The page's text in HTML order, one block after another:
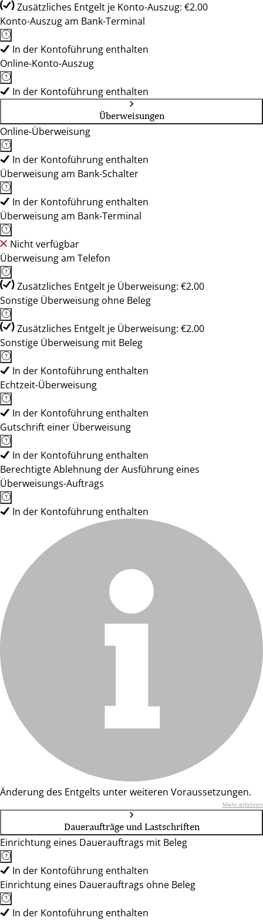
Zusätzliches Entgelt je Konto-Auszug: €2.00
Konto-Auszug am Bank-Terminal
In der Kontoführung enthalten
Online-Konto-Auszug
In der Kontoführung enthalten
Überweisungen
Online-Überweisung
In der Kontoführung enthalten
Überweisung am Bank-Schalter
In der Kontoführung enthalten
Überweisung am Bank-Terminal
Nicht verfügbar
Überweisung am Telefon
Zusätzliches Entgelt je Überweisung: €2.00
Sonstige Überweisung ohne Beleg
Zusätzliches Entgelt je Überweisung: €2.00
Sonstige Überweisung mit Beleg
In der Kontoführung enthalten
Echtzeit-Überweisung
In der Kontoführung enthalten
Gutschrift einer Überweisung
In der Kontoführung enthalten
Berechtigte Ablehnung der Ausführung eines
Überweisungs-Auftrags
In der Kontoführung enthalten
Änderung des Entgelts unter weiteren Voraussetzungen.
Mehr erfahren
Daueraufträge und Lastschriften
Einrichtung eines Dauerauftrags mit Beleg
In der Kontoführung enthalten
Einrichtung eines Dauerauftrags ohne Beleg
In der Kontoführung enthalten